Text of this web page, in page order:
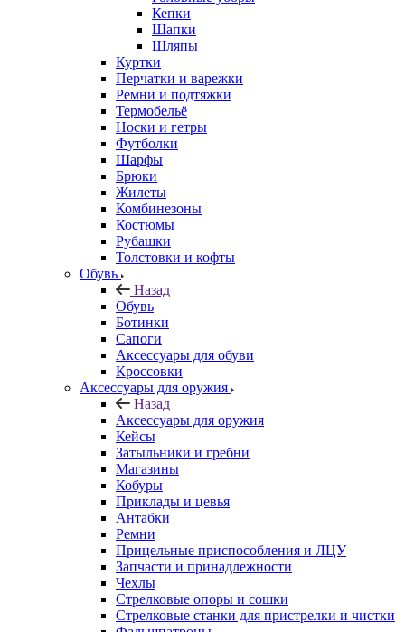
Кепки
Шапки
Шляпы
Куртки
Перчатки и варежки
Ремни и подтяжки
Термобельё
Носки и гетры
Футболки
Шарфы
Брюки
Жилеты
Комбинезоны
Костюмы
Рубашки
Толстовки и кофты
Обувь
Назад
Обувь
Ботинки
Сапоги
Аксессуары для обуви
Кроссовки
Аксессуары для оружия
Назад
Аксессуары для оружия
Кейсы
Затыльники и гребни
Магазины
Кобуры
Приклады и цевья
Антабки
Ремни
Прицельные приспособления и ЛЦУ
Запчасти и принадлежности
Чехлы
Стрелковые опоры и сошки
Стрелковые станки для пристрелки и чистки